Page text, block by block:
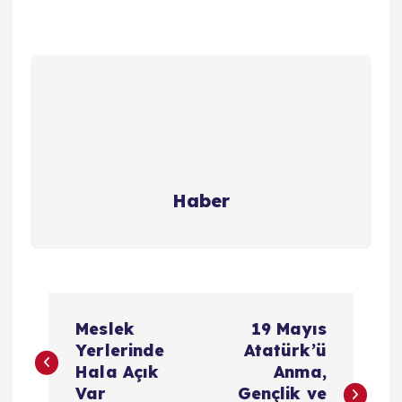
Haber
a
Meslek
Yerlerinde
Hala Açık
Var
19 Mayıs
Atatürk’ü
Anma,
Gençlik ve